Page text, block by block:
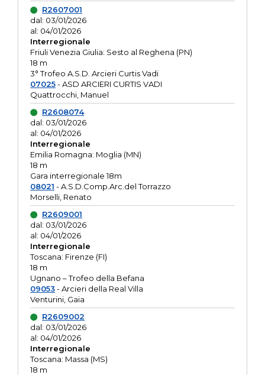
R2607001
dal: 03/01/2026
al: 04/01/2026
Interregionale
Friuli Venezia Giulia: Sesto al Reghena (PN)
18 m
3° Trofeo A.S.D. Arcieri Curtis Vadi
07025- ASD ARCIERI CURTIS VADI
Quattrocchi, Manuel
R2608074
dal: 03/01/2026
al: 04/01/2026
Interregionale
Emilia Romagna: Moglia (MN)
18 m
Gara interregionale 18m
08021 - A.S.D.Comp.Arc.del Torrazzo
Morselli, Renato
R2609001
dal: 03/01/2026
al: 04/01/2026
Interregionale
Toscana: Firenze (FI)
18 m
Ugnano – Trofeo della Befana
09053- Arcieri della Real Villa
Venturini, Gaia
R2609002
dal: 03/01/2026
al: 04/01/2026
Interregionale
Toscana: Massa (MS)
18 m